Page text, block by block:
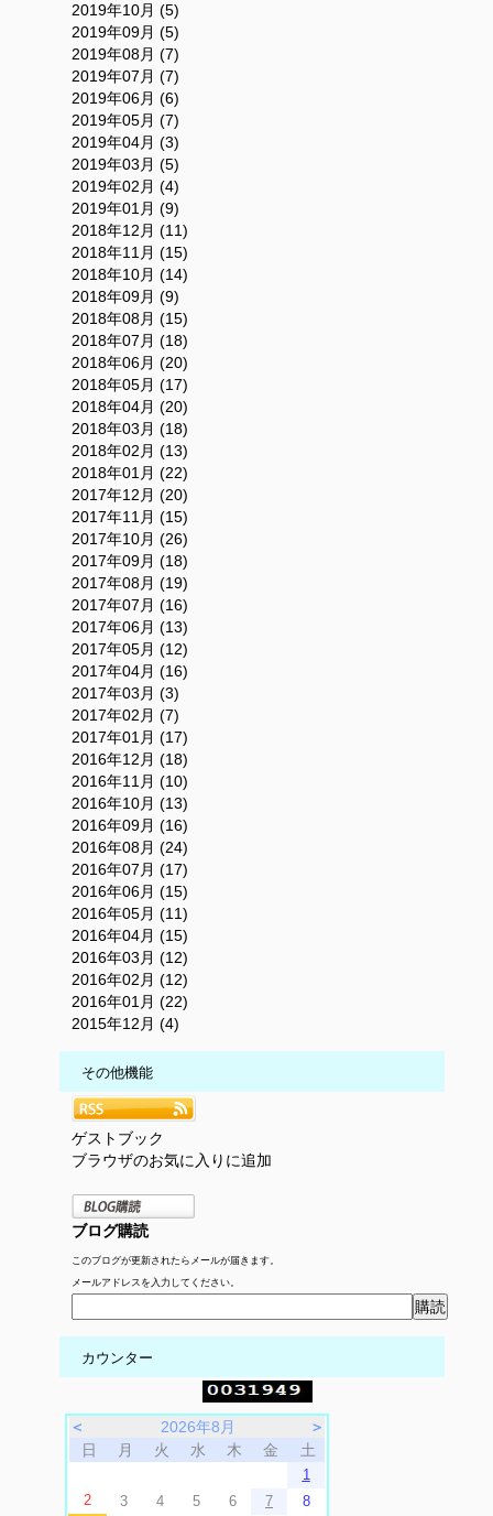
2019年10月 (5)
2019年09月 (5)
2019年08月 (7)
2019年07月 (7)
2019年06月 (6)
2019年05月 (7)
2019年04月 (3)
2019年03月 (5)
2019年02月 (4)
2019年01月 (9)
2018年12月 (11)
2018年11月 (15)
2018年10月 (14)
2018年09月 (9)
2018年08月 (15)
2018年07月 (18)
2018年06月 (20)
2018年05月 (17)
2018年04月 (20)
2018年03月 (18)
2018年02月 (13)
2018年01月 (22)
2017年12月 (20)
2017年11月 (15)
2017年10月 (26)
2017年09月 (18)
2017年08月 (19)
2017年07月 (16)
2017年06月 (13)
2017年05月 (12)
2017年04月 (16)
2017年03月 (3)
2017年02月 (7)
2017年01月 (17)
2016年12月 (18)
2016年11月 (10)
2016年10月 (13)
2016年09月 (16)
2016年08月 (24)
2016年07月 (17)
2016年06月 (15)
2016年05月 (11)
2016年04月 (15)
2016年03月 (12)
2016年02月 (12)
2016年01月 (22)
2015年12月 (4)
その他機能
ゲストブック
ブラウザのお気に入りに追加
ブログ購読
このブログが更新されたらメールが届きます。
メールアドレスを入力してください。
カウンター
＜ 2026年8月
＞
日
月 火 水 木 金 土
1
2
3 4 5 6 7 8